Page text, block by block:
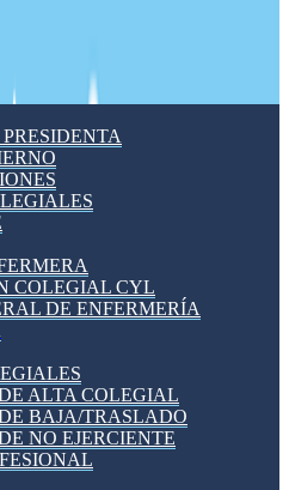
COLEGIAL CYL
DE ENFERMERÍA
ALTA COLEGIAL
BAJA/TRASLADO
NO EJERCIENTE